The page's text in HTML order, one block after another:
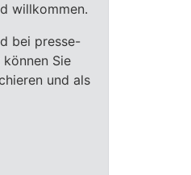
willkommen.
bei presse-
Sie
und als